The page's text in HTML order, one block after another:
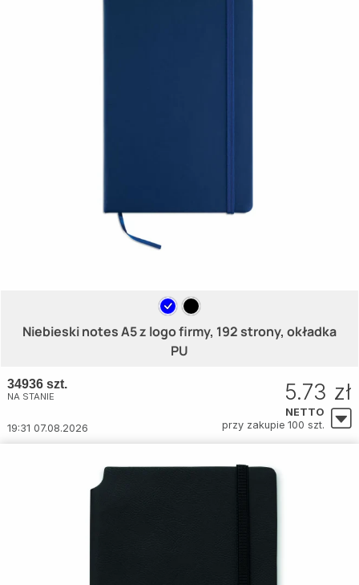
Niebieski notes A5 z logo firmy, 192 strony, okładka
PU
34936 szt.
NA STANIE
19:31 07.08.2026
5.73 zł
NETTO
przy zakupie 100 szt.